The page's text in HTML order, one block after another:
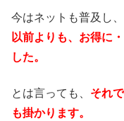
今はネットも普及し
以前よりも、お得に
した。
とは言っても、 それ
も掛かります。